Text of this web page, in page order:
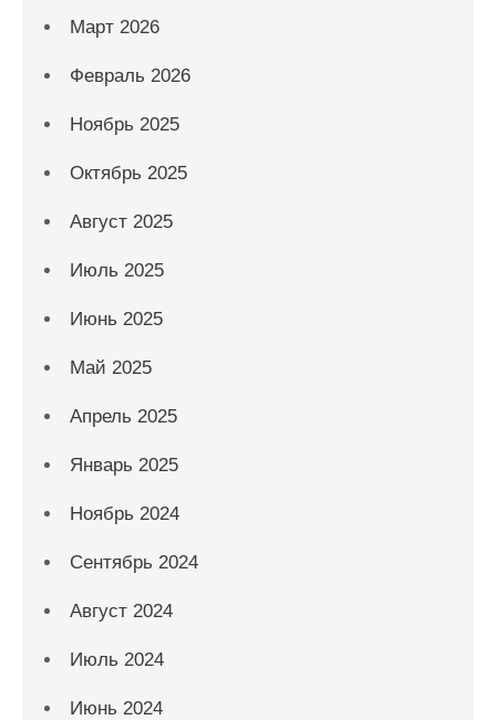
Март 2026
Февраль 2026
Ноябрь 2025
Октябрь 2025
Август 2025
Июль 2025
Июнь 2025
Май 2025
Апрель 2025
Январь 2025
Ноябрь 2024
Сентябрь 2024
Август 2024
Июль 2024
Июнь 2024